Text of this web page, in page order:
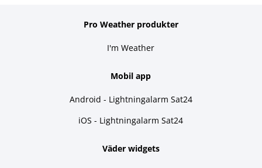
Pro Weather produkter
I'm Weather
Mobil app
Android - Lightningalarm Sat24
iOS - Lightningalarm Sat24
Väder widgets